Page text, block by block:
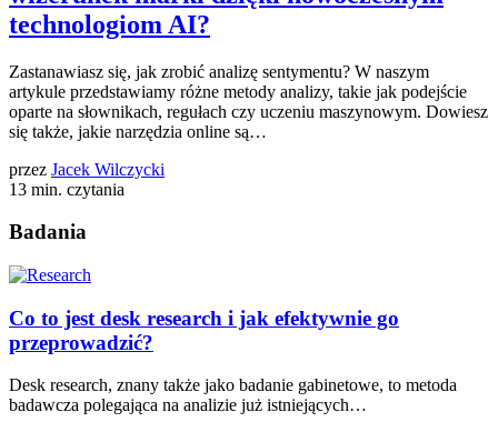
technologiom AI?
Zastanawiasz się, jak zrobić analizę sentymentu? W naszym
artykule przedstawiamy różne metody analizy, takie jak podejście
oparte na słownikach, regułach czy uczeniu maszynowym. Dowiesz
się także, jakie narzędzia online są…
przez Jacek Wilczycki
13 min. czytania
Badania
Co to jest desk research i jak efektywnie go
przeprowadzić?
Desk research, znany także jako badanie gabinetowe, to metoda
badawcza polegająca na analizie już istniejących…